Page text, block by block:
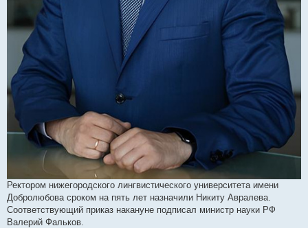
Ректором нижегородского лингвистического университета имени
Добролюбова сроком на пять лет назначили Никиту Авралева.
Соответствующий приказ накануне подписал министр науки РФ
Валерий Фальков.